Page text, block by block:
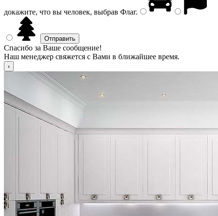
докажите, что вы человек, выбрав Флаг.
Спасибо за Ваше сообщение!
Наш менеджер свяжется с Вами в ближайшее время.